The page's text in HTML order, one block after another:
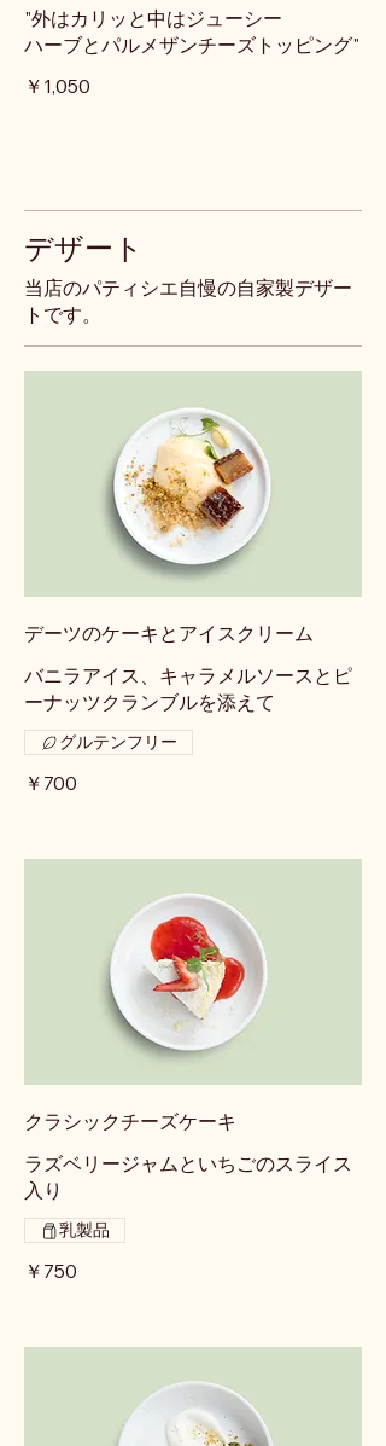
"外はカリッと中はジューシー
ハーブとパルメザンチーズトッピング"
￥1,050
デザート
当店のパティシエ自慢の自家製デザー
トです。
デーツのケーキとアイスクリーム
バニラアイス、キャラメルソースとピ
ーナッツクランブルを添えて
￥700
グルテンフリー
クラシックチーズケーキ
ラズベリージャムといちごのスライス
入り
￥750
乳製品